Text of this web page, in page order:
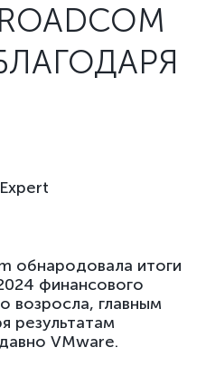
обнародовала итоги
финансового
возросла, главным
результатам
VMware.